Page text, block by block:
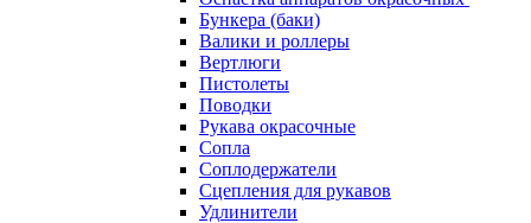
Бункера (баки)
Валики и роллеры
Вертлюги
Пистолеты
Поводки
Рукава окрасочные
Сопла
Соплодержатели
Сцепления для рукавов
Удлинители